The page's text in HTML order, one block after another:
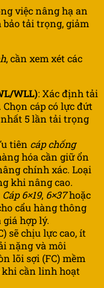
việc nâng hạ an
tải trọng, giảm
, cần xem xét các
WLL): Xác định tải
cáp có lực đứt
5 lần tải trọng
tiên cáp chống
hóa cần giữ ổn
chính xác. Loại
khi nâng cao.
Cáp 6×19, 6×37hoặc
cẩu hàng thông
hợp lý.
sẽ chịu lực cao, ít
nặng và môi
lõi sợi (FC) mềm
khi cần linh hoạt